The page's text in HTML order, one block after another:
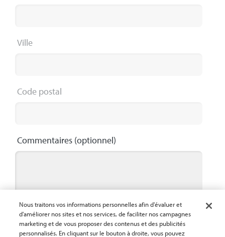
Ville
Code postal
Commentaires (optionnel)
Maximum 2000 characters 0 / 2000
Nous traitons vos informations personnelles afin d'évaluer et
d'améliorer nos sites et nos services, de faciliter nos campagnes
marketing et de vous proposer des contenus et des publicités
personnalisés. En cliquant sur le bouton à droite, vous pouvez